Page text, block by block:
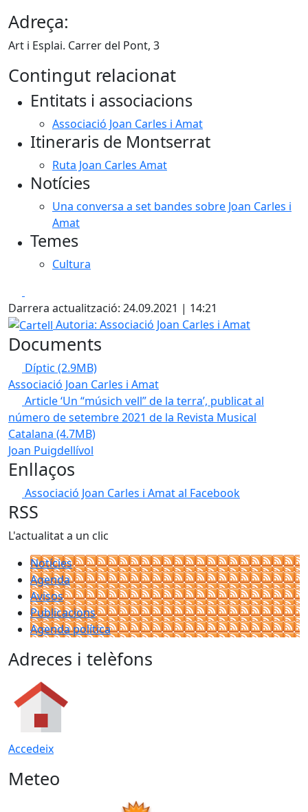
Adreça:
Art i Esplai. Carrer del Pont, 3
Contingut relacionat
Entitats i associacions
Associació Joan Carles i Amat
Itineraris de Montserrat
Ruta Joan Carles Amat
Notícies
Una conversa a set bandes sobre Joan Carles i
Amat
Temes
Cultura
Darrera actualització: 24.09.2021 | 14:21
Cartell
Autoria: Associació Joan Carles i Amat
Documents
Díptic (2.9MB)
Associació Joan Carles i Amat
Article ‘Un “músich vell” de la terra’, publicat al
número de setembre 2021 de la Revista Musical
Catalana (4.7MB)
Joan Puigdellívol
Enllaços
Associació Joan Carles i Amat al Facebook
RSS
L'actualitat a un clic
Notícies
Agenda
Avisos
Publicacions
Agenda política
Adreces i telèfons
Accedeix
Meteo